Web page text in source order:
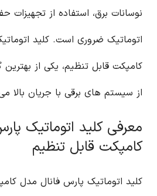
نوسانات برق، استفاده از تجهیزات
اتوماتیک ضروری است. کلید
کامپکت قابل تنظیم، یکی از
از سیستم های برقی با جریان بالا
معرفی کلید اتوماتیک
کامپکت قابل تنظیم
کلید اتوماتیک پارس فانال مدل